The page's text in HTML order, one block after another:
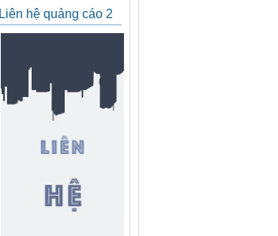
Liên hệ quảng cáo 2